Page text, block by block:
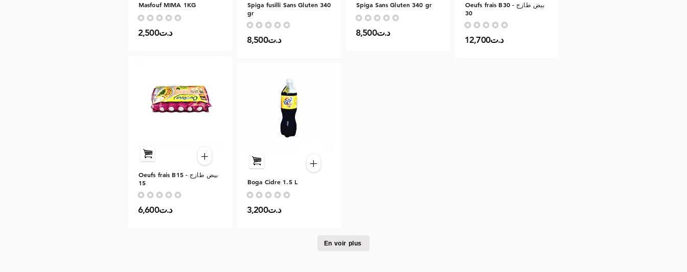
Masfouf MIMA 1KG
Aucune note pour le moment
2,500د.ت
+
Oeufs frais B15 - بيض طازج
15
Aucune note pour le moment
6,600د.ت
Spiga fusilli Sans Gluten 340
gr
Aucune note pour le moment
8,500د.ت
+
Boga Cidre 1.5 L
Aucune note pour le moment
3,200د.ت
Spiga Sans Gluten 340 gr
Aucune note pour le moment
8,500د.ت
Oeufs frais B30 - بيض طازج
30
Aucune note pour le moment
12,700د.ت
En voir plus